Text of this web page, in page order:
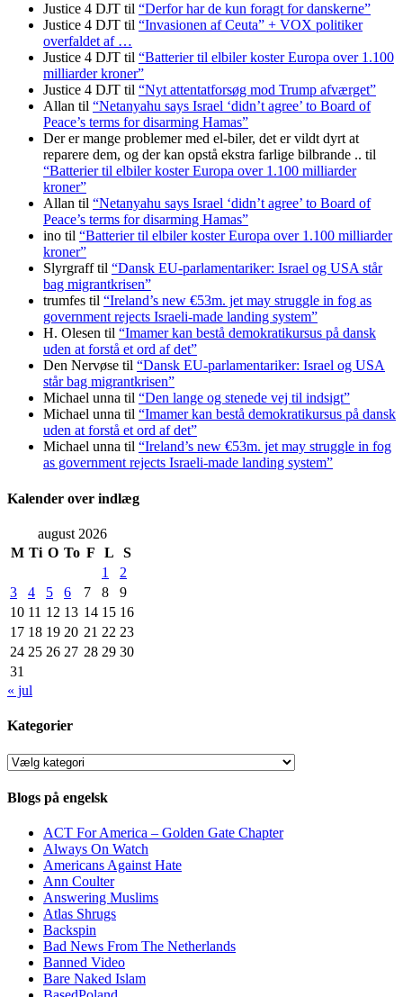
Justice 4 DJT til “Derfor har de kun foragt for danskerne”
Justice 4 DJT til “Invasionen af Ceuta” + VOX politiker
overfaldet af …
Justice 4 DJT til “Batterier til elbiler koster Europa over 1.100
milliarder kroner”
Justice 4 DJT til “Nyt attentatforsøg mod Trump afværget”
Allan til “Netanyahu says Israel ‘didn’t agree’ to Board of
Peace’s terms for disarming Hamas”
Der er mange problemer med el-biler, det er vildt dyrt at
reparere dem, og der kan opstå ekstra farlige bilbrande .. til
“Batterier til elbiler koster Europa over 1.100 milliarder
kroner”
Allan til “Netanyahu says Israel ‘didn’t agree’ to Board of
Peace’s terms for disarming Hamas”
ino til “Batterier til elbiler koster Europa over 1.100 milliarder
kroner”
Slyrgrafftil “Dansk EU-parlamentariker: Israel og USA står
bag migrantkrisen”
trumfes til “Ireland’s new €53m. jet may struggle in fog as
government rejects Israeli-made landing system”
H. Olesen til “Imamer kan bestå demokratikursus på dansk
uden at forstå et ord af det”
Den Nervøse til “Dansk EU-parlamentariker: Israel og USA
står bag migrantkrisen”
Michael unna til “Den lange og stenede vej til indsigt”
Michael unna til “Imamer kan bestå demokratikursus på dansk
uden at forstå et ord af det”
Michael unna til “Ireland’s new €53m. jet may struggle in fog
as government rejects Israeli-made landing system”
Kalender over indlæg
august 2026
M Ti O To F L
S
1
2
3
4 5 6 7 8
9
10 11 12 13 14 15 16
17 18 19 20 21 22 23
24 25 26 27 28 29 30
31
« jul
Kategorier
Kategorier
Blogs på engelsk
ACT For America – Golden Gate Chapter
Always On Watch
Americans Against Hate
Ann Coulter
Answering Muslims
Atlas Shrugs
Backspin
Bad News From The Netherlands
Banned Video
Bare Naked Islam